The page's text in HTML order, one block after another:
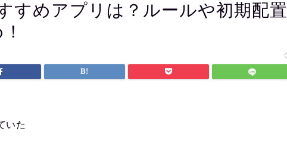
すめアプリは？ルールや初期配置
いた